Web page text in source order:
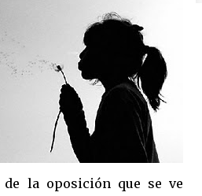
de la oposición que se ve